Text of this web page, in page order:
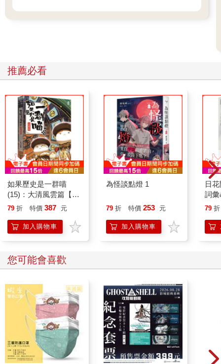
推薦必看
如果歷史是一群喵
(15)：大清風雲篇【萌
貓漫畫學歷史】
79 折 特價 387 元
加入購物車
為怪談點燈 1
79 折 特價 253 元
加入購物車
日
詞
79 折
您可能會喜歡